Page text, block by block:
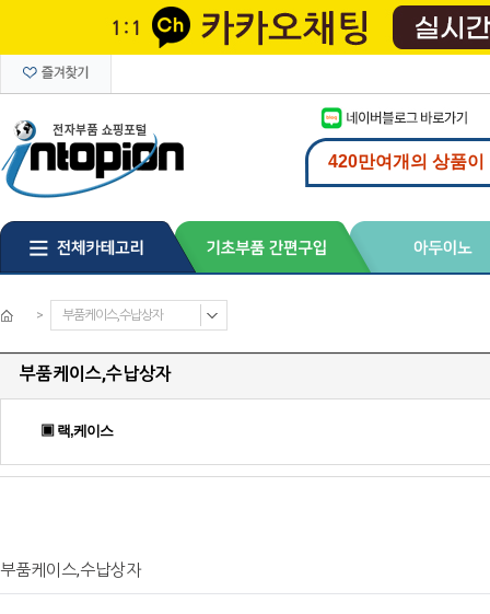
> 부품케이스,수납상자
부품케이스,수납상자
▣ 랙,케이스
부품케이스,수납상자